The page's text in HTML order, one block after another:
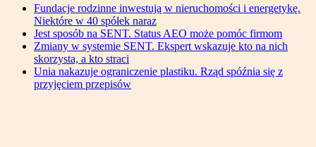
Fundacje rodzinne inwestują w nieruchomości i energetykę.
Niektóre w 40 spółek naraz
Jest sposób na SENT. Status AEO może pomóc firmom
Zmiany w systemie SENT. Ekspert wskazuje kto na nich
skorzysta, a kto straci
Unia nakazuje ograniczenie plastiku. Rząd spóźnia się z
przyjęciem przepisów